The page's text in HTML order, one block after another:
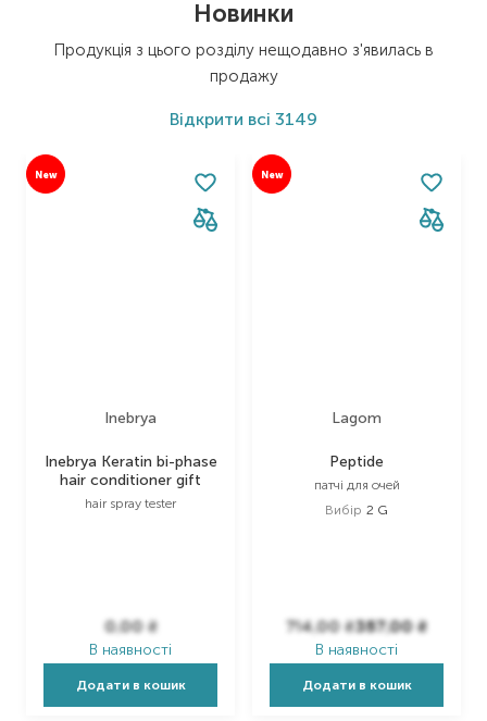
Новинки
Продукція з цього розділу нещодавно з'явилась в
продажу
Відкрити всі 3149
New
Inebrya
Inebrya Keratin bi-phase
hair conditioner gift
hair spray tester
0,00 ₴
В наявності
Додати в кошик
New
Lagom
Peptide
патчі для очей
Вибір 2 G
714,00 ₴357,00₴
В наявності
Додати в кошик